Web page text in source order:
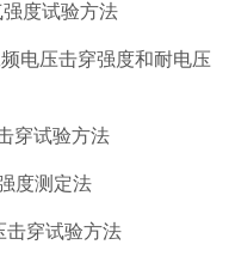
强度试验方法
电压击穿强度和耐电压
穿试验方法
度测定法
击穿试验方法